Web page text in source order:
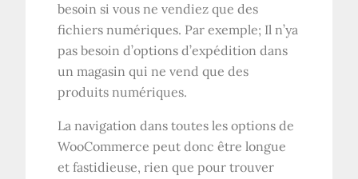
besoin si vous ne vendiez que des
fichiers numériques. Par exemple; Il n’ya
pas besoin d’options d’expédition dans
un magasin qui ne vend que des
produits numériques.
La navigation dans toutes les options de
WooCommerce peut donc être longue
et fastidieuse, rien que pour trouver